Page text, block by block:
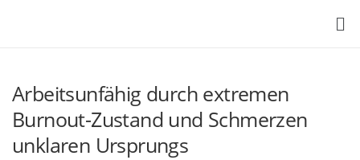
Arbeitsunfähig durch extremen
Burnout-Zustand und Schmerzen
unklaren Ursprungs